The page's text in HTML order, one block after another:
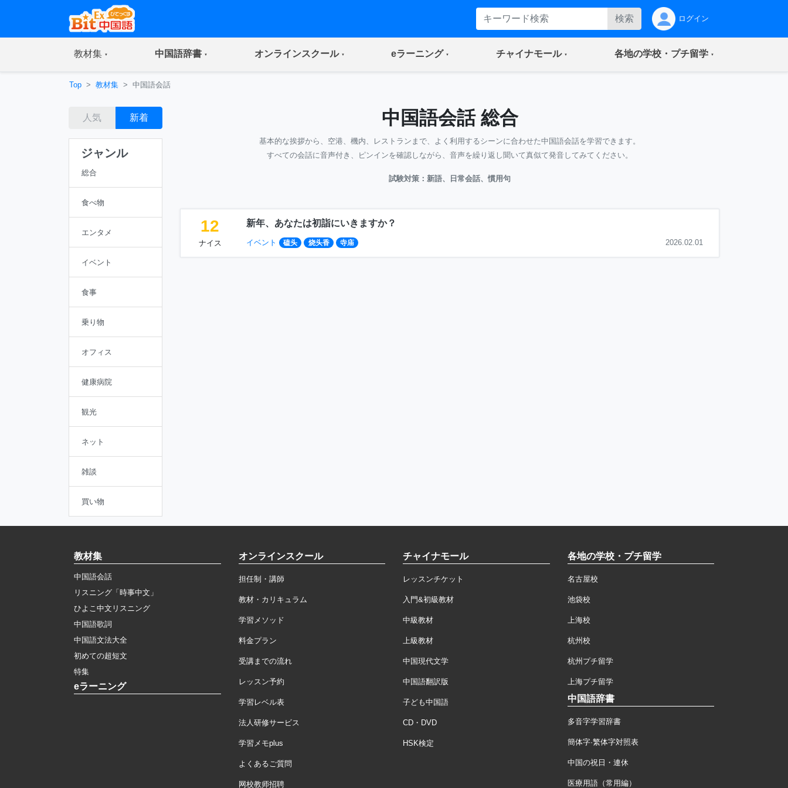
検索 ログイン
教材集(current) 中国語辞書(current) オンラインスクール(current) eラーニング(current) チャイナモール(current) 各地の学校・プチ留学(current)
Top 教材集 中国語会話
人気 新着
ジャンル
総合
食べ物
エンタメ
イベント
食事
乗り物
オフィス
健康病院
観光
ネット
雑談
買い物
中国語会話 総合
基本的な挨拶から、空港、機内、レストランまで、よく利用するシーンに合わせた中国語会話を学習できます。
すべての会話に音声付き、ピンインを確認しながら、音声を繰り返し聞いて真似て発音してみてください。
試験対策：新語、日常会話、慣用句
12
ナイス
新年、あなたは初詣にいきますか？
イベント 磕头 烧头香 寺庙 2026.02.01
教材集
中国語会話
リスニング「時事中文」
ひよこ中文リスニング
中国語歌詞
中国語文法大全
初めての超短文
特集
eラーニング
オンラインスクール
担任制・講師
教材・カリキュラム
学習メソッド
料金プラン
受講までの流れ
レッスン予約
学習レベル表
法人研修サービス
学習メモplus
よくあるご質問
网校教师招聘
チャイナモール
レッスンチケット
入門&初級教材
中級教材
上級教材
中国現代文学
中国語翻訳版
子ども中国語
CD・DVD
HSK検定
各地の学校・プチ留学
名古屋校
池袋校
上海校
杭州校
杭州プチ留学
上海プチ留学
中国語辞書
多音字学習辞書
簡体字·繁体字対照表
中国の祝日・連休
医療用語（常用編）